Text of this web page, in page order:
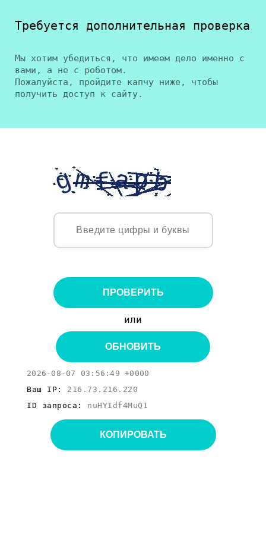
Требуется дополнительная проверка
Мы хотим убедиться, что имеем дело именно с
вами, а не с роботом.
Пожалуйста, пройдите капчу ниже, чтобы
получить доступ к сайту.
ПРОВЕРИТЬ
или
ОБНОВИТЬ
2026-08-07 03:56:49 +0000
Ваш IP: 216.73.216.220
ID запроса: nuHYIdf4MuQ1
КОПИРОВАТЬ